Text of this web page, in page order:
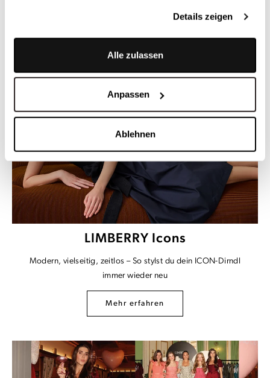
Details zeigen
Alle zulassen
Anpassen
Ablehnen
Mehr erfahren
LIMBERRY Icons
Modern, vielseitig, zeitlos – So stylst du dein ICON-Dirndl
immer wieder neu
Mehr erfahren